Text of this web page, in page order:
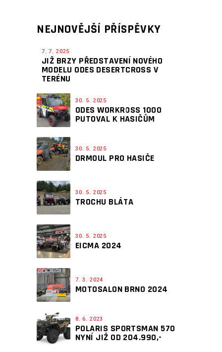
NEJNOVĚJŠÍ PŘÍSPĚVKY
7. 7. 2025
JIŽ BRZY PŘEDSTAVENÍ NOVÉHO
MODELU ODES DESERTCROSS V
TERÉNU
30. 5. 2025
ODES WORKROSS 1000
PUTOVAL K HASIČŮM
30. 5. 2025
DRMOUL PRO HASIČE
30. 5. 2025
TROCHU BLÁTA
30. 5. 2025
EICMA 2024
7. 3. 2024
MOTOSALON BRNO 2024
8. 6. 2023
POLARIS SPORTSMAN 570
NYNÍ JIŽ OD 204.990,-